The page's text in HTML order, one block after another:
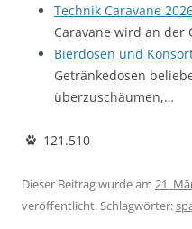
Technik Caravane
Caravane wird an
Bierdosen und
Getränkedosen
überzuschäumen,…
121.510
Dieser Beitrag wurde am 21.
veröffentlicht. Schlagwörter: